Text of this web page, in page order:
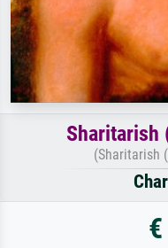
Sharitarish
(Sharitarish